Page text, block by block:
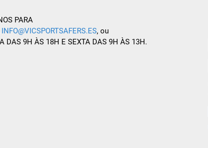
PARA
INFO@VICSPORTSAFERS.ES, ou
DAS 9H ÀS 18H E SEXTA DAS 9H ÀS 13H.